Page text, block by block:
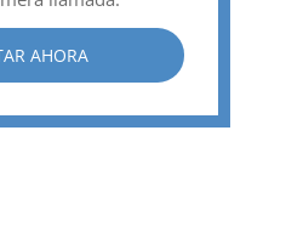
AHORA